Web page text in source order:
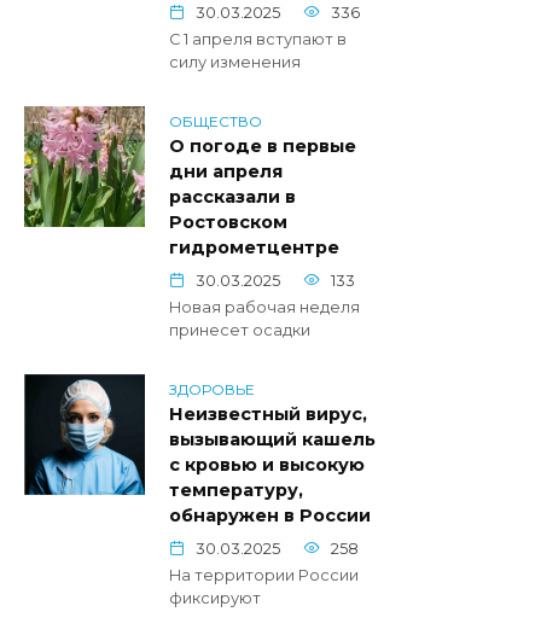
30.03.2025
336
С 1 апреля вступают в
силу изменения
ОБЩЕСТВО
О погоде в первые
дни апреля
рассказали в
Ростовском
гидрометцентре
30.03.2025
133
Новая рабочая неделя
принесет осадки
ЗДОРОВЬЕ
Неизвестный вирус,
вызывающий кашель
с кровью и высокую
температуру,
обнаружен в России
30.03.2025
258
На территории России
фиксируют